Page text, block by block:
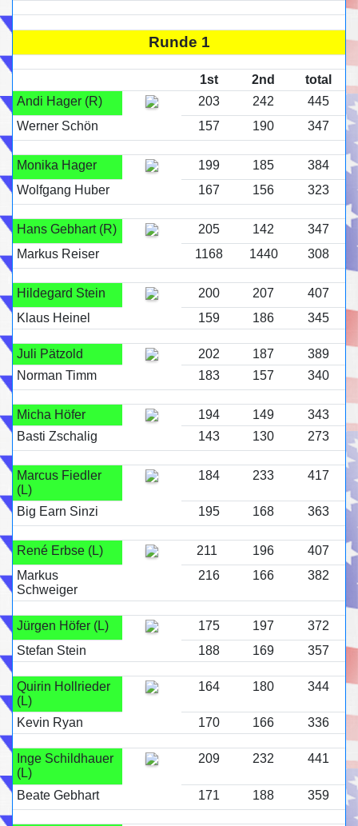
Runde 1
1st 2nd
total
Andi Hager (R)
203 242
445
Werner Schön
157 190 347
Monika Hager 199 185
384
Wolfgang Huber
167 156 323
Hans Gebhart (R) 205 142
347
Markus Reiser
1168 1440 308
Hildegard Stein 200 207
407
Klaus Heinel
159 186 345
Juli Pätzold 202 187
389
Norman Timm
183 157 340
Micha Höfer 194 149
343
Basti Zschalig
143 130 273
Marcus Fiedler
(L)
184 233 417
Big Earn Sinzi 195 168 363
René Erbse (L) 211 196
407
Markus
Schweiger
216 166 382
Jürgen Höfer (L) 175 197
372
Stefan Stein
188 169 357
Quirin Hollrieder
(L)
164 180 344
Kevin Ryan 170 166 336
Inge Schildhauer
(L)
209 232 441
Beate Gebhart 171 188 359